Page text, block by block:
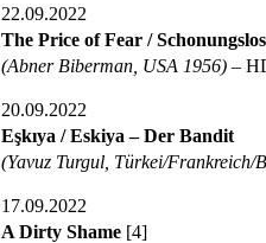
22.09.2022
The Price of Fear / Schonungslos
(Abner Biberman, USA 1956) –
20.09.2022
Eşkıya / Eskiya – Der Bandit
(Yavuz Turgul, Türkei/Frankreich/
17.09.2022
A Dirty Shame [4]